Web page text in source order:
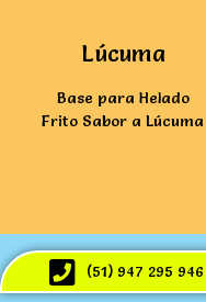
Lúcuma
Base para Helado
Frito Sabor a Lúcuma
(51) 947 295 946